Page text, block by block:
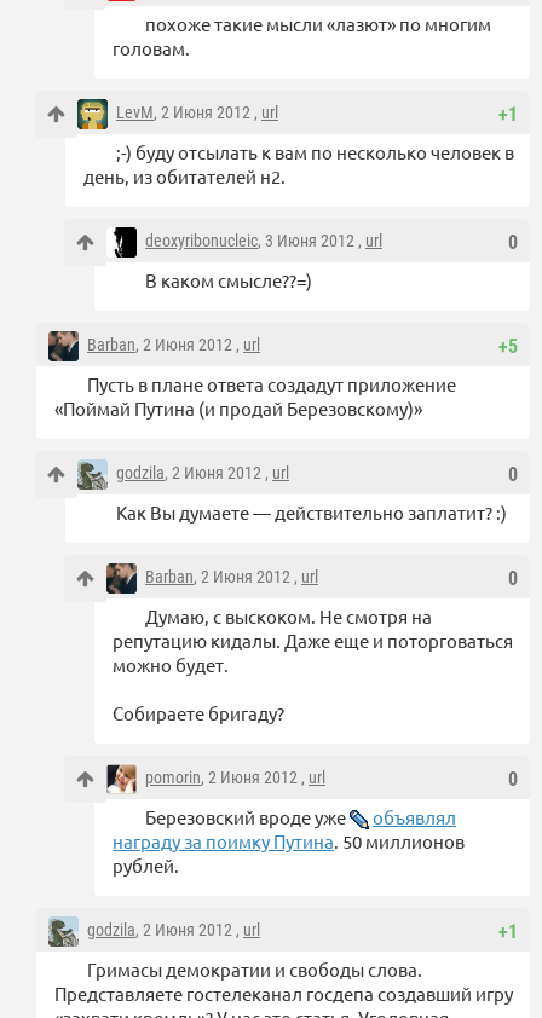
похоже такие мысли «лазют» по многим
головам.
+1
LevM, 2 Июня 2012 , url
;-) буду отсылать к вам по несколько человек в
день, из обитателей н2.
0
deoxyribonucleic, 3 Июня 2012 , url
В каком смысле??=)
+5
Barban, 2 Июня 2012 , url
Пусть в плане ответа создадут приложение
«Поймай Путина (и продай Березовскому)»
0
godzila, 2 Июня 2012 , url
Как Вы думаете — действительно заплатит? :)
0
Barban, 2 Июня 2012 , url
Думаю, с выскоком. Не смотря на
репутацию кидалы. Даже еще и поторговаться
можно будет.
Собираете бригаду?
0
pomorin, 2 Июня 2012 , url
Березовский вроде уже
объявлял
награду за поимку Путина. 50 миллионов
рублей.
+1
godzila, 2 Июня 2012 , url
Гримасы демократии и свободы слова.
Представляете гостелеканал госдепа создавший игру